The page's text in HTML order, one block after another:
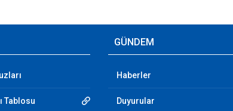
Tablosu
GÜNDEM
Haberler
Duyurular